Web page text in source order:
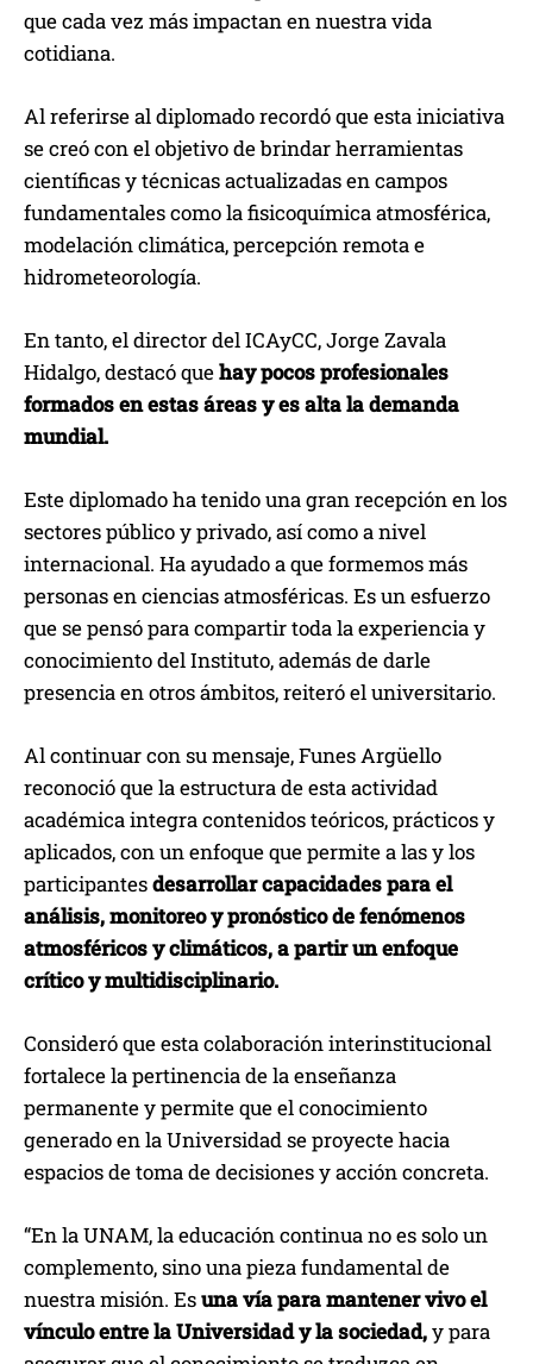
que cada vez más impactan en nuestra vida
cotidiana.
Al referirse al diplomado recordó que esta iniciativa
se creó con el objetivo de brindar herramientas
científicas y técnicas actualizadas en campos
fundamentales como la fisicoquímica atmosférica,
modelación climática, percepción remota e
hidrometeorología.
En tanto, el director del ICAyCC, Jorge Zavala
Hidalgo, destacó quehay pocos profesionales
formados en estas áreas y es alta la demanda
mundial.
Este diplomado ha tenido una gran recepción en los
sectores público y privado, así como a nivel
internacional. Ha ayudado a que formemos más
personas en ciencias atmosféricas. Es un esfuerzo
que se pensó para compartir toda la experiencia y
conocimiento del Instituto, además de darle
presencia en otros ámbitos, reiteró el universitario.
Al continuar con su mensaje, Funes Argüello
reconoció que la estructura de esta actividad
académica integra contenidos teóricos, prácticos y
aplicados, con un enfoque que permite a las y los
participantesdesarrollar capacidades para el
análisis, monitoreo y pronóstico de fenómenos
atmosféricos y climáticos, a partir un enfoque
crítico y multidisciplinario.
Consideró que esta colaboración interinstitucional
fortalece la pertinencia de la enseñanza
permanente y permite que el conocimiento
generado en la Universidad se proyecte hacia
espacios de toma de decisiones y acción concreta.
“En la UNAM, la educación continua no es solo un
complemento, sino una pieza fundamental de
nuestra misión. Esuna vía para mantener vivo el
vínculo entre la Universidad y la sociedad,y para